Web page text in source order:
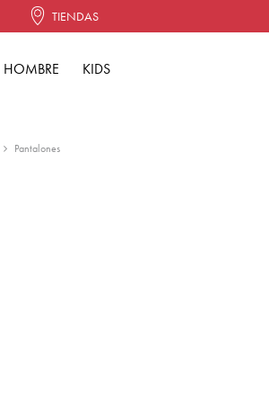
TIENDAS
HOMBRE KIDS
Pantalones